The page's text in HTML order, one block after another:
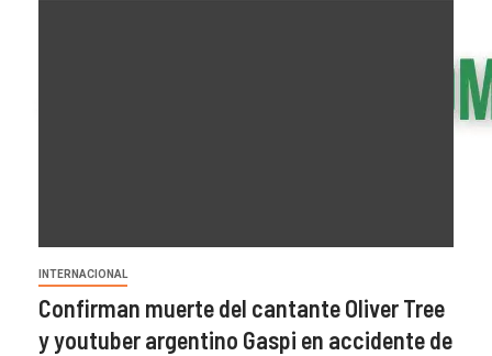
INTERNACIONAL
Confirman muerte del cantante Oliver Tree
y youtuber argentino Gaspi en accidente de